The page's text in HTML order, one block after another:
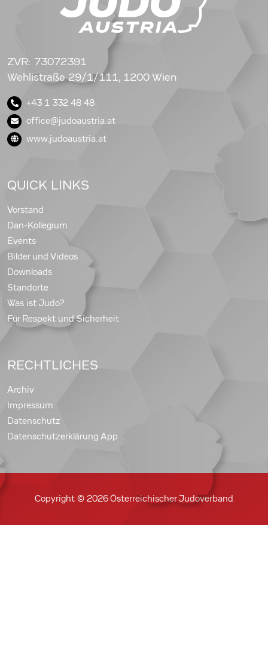
ZVR: 73072391
Wehlistraße 29/1/111, 1200 Wien
+43 1 332 48 48
office@judoaustria.at
www.judoaustria.at
QUICK LINKS
Vorstand
Dan-Kollegium
Events
Bilder und Videos
Downloads
Standorte
Was ist Judo?
Für Respekt und Sicherheit
RECHTLICHES
Archiv
Impressum
Datenschutz
Datenschutzerklärung App
Copyright © 2026 Österreichischer Judoverband